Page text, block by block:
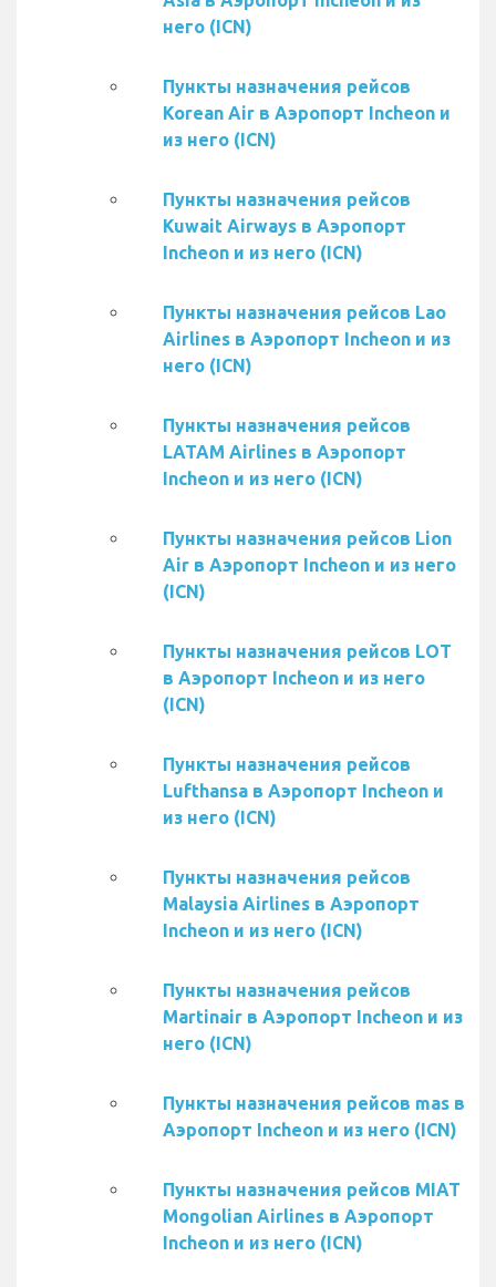
него (ICN)
Пункты назначения рейсов
Korean Air в Аэропорт Incheon и
из него (ICN)
Пункты назначения рейсов
Kuwait Airways в Аэропорт
Incheon и из него (ICN)
Пункты назначения рейсов Lao
Airlines в Аэропорт Incheon и из
него (ICN)
Пункты назначения рейсов
LATAM Airlines в Аэропорт
Incheon и из него (ICN)
Пункты назначения рейсов Lion
Air в Аэропорт Incheon и из него
(ICN)
Пункты назначения рейсов LOT
в Аэропорт Incheon и из него
(ICN)
Пункты назначения рейсов
Lufthansa в Аэропорт Incheon и
из него (ICN)
Пункты назначения рейсов
Malaysia Airlines в Аэропорт
Incheon и из него (ICN)
Пункты назначения рейсов
Martinair в Аэропорт Incheon и из
него (ICN)
Пункты назначения рейсов mas в
Аэропорт Incheon и из него (ICN)
Пункты назначения рейсов MIAT
Mongolian Airlines в Аэропорт
Incheon и из него (ICN)